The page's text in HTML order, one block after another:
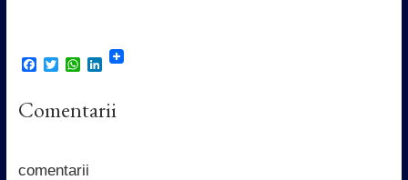
F
e
b
k
T
t
t
W
t
s
p
L
k
e
Comentarii
comentarii